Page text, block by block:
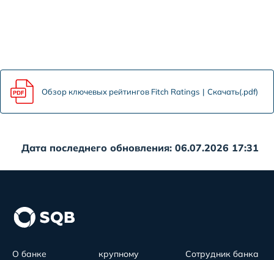
Обзор ключевых рейтингов Fitch Ratings Скачать(.pdf)
Дата последнего обновления: 06.07.2026 17:31
О банке
крупному
Сотрудник банка